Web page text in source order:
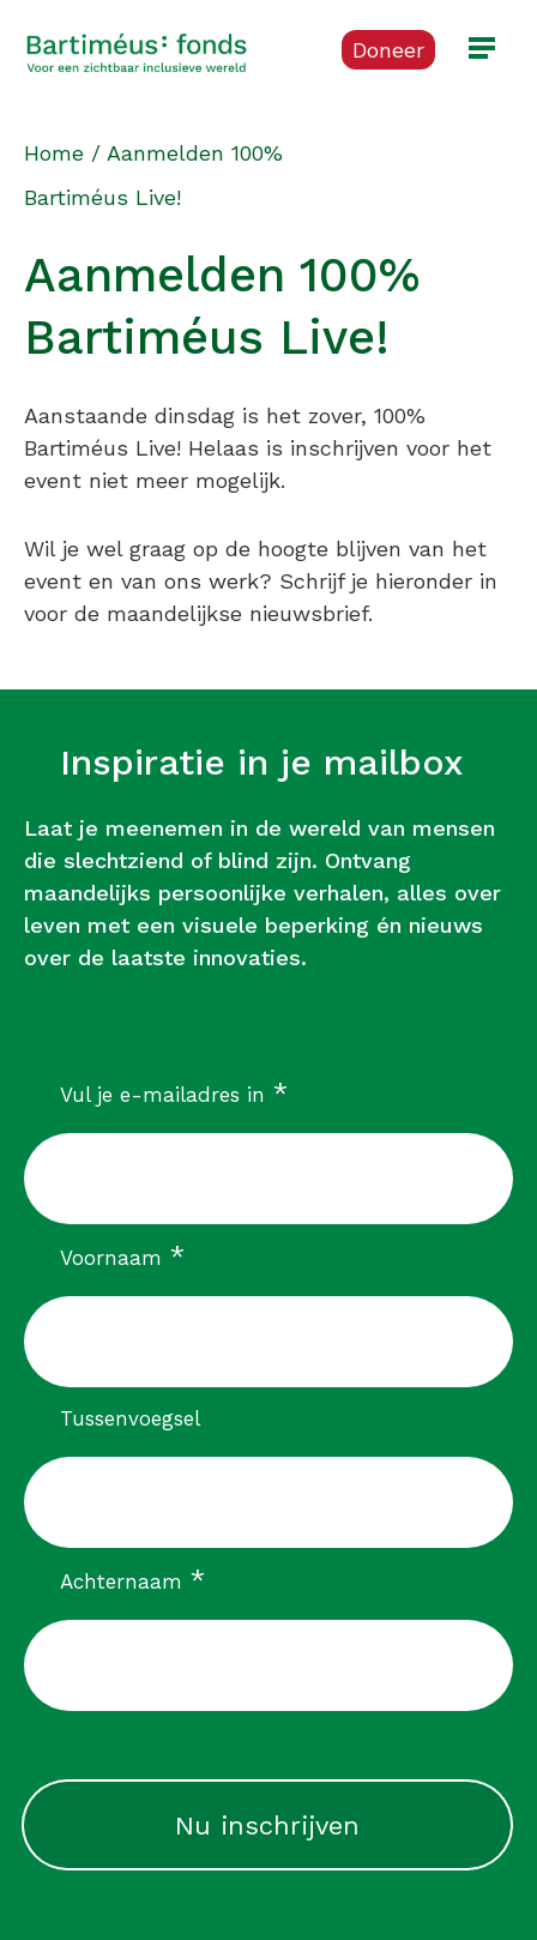
Doneer
Home / Aanmelden 100%
Bartiméus Live!
Aanmelden 100%
Bartiméus Live!
Aanstaande dinsdag is het zover, 100%
Bartiméus Live! Helaas is inschrijven voor het
event niet meer mogelijk.
Wil je wel graag op de hoogte blijven van het
event en van ons werk? Schrijf je hieronder in
voor de maandelijkse nieuwsbrief.
Inspiratie in je mailbox
Laat je meenemen in de wereld van mensen
die slechtziend of blind zijn. Ontvang
maandelijks persoonlijke verhalen, alles over
leven met een visuele beperking én nieuws
over de laatste innovaties.
Vul je e-mailadres in *verplicht
Voornaam *verplicht
Tussenvoegsel
Achternaam *verplicht